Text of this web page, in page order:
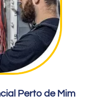
Perto de Mim